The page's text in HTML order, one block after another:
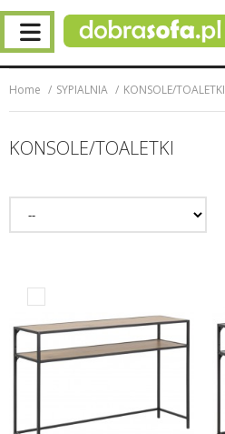
Home SYPIALNIA KONSOLE/TOALETKI
KONSOLE/TOALETKI